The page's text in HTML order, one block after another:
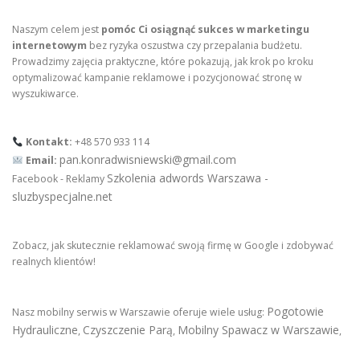
Naszym celem jest pomóc Ci osiągnąć sukces w marketingu
internetowym bez ryzyka oszustwa czy przepalania budżetu.
Prowadzimy zajęcia praktyczne, które pokazują, jak krok po kroku
optymalizować kampanie reklamowe i pozycjonować stronę w
wyszukiwarce.
Kontakt: +48 570 933 114
Email: pan.konradwisniewski@gmail.com
Facebook - Reklamy Szkolenia adwords Warszawa -
sluzbyspecjalne.net
Zobacz, jak skutecznie reklamować swoją firmę w Google i zdobywać
realnych klientów!
Nasz mobilny serwis w Warszawie oferuje wiele usług: Pogotowie
Hydrauliczne, Czyszczenie Parą, Mobilny Spawacz w Warszawie,